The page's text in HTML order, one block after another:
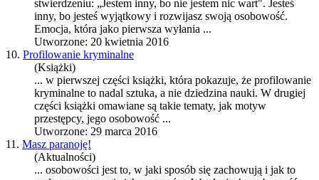
stwierdzeniu: „Jestem inny, bo nie jestem nic wart". Jesteś
inny, bo jesteś wyjątkowy i rozwijasz swoją osobowość.
Emocja, która jako pierwsza wyłania ...
Utworzone: 20 kwietnia 2016
10. Profilowanie kryminalne
(Książki)
... w pierwszej części książki, która pokazuje, że profilowanie
kryminalne to nadal sztuka, a nie dziedzina nauki. W drugiej
części książki omawiane są takie tematy, jak motyw
przestępcy, jego osobowość ...
Utworzone: 29 marca 2016
11. Masz paranoję!
(Aktualności)
... osobowości jest to, w jaki sposób się zachowują i jak to